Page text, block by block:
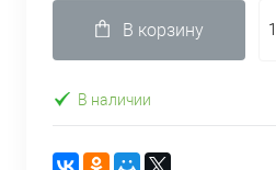
В корзину
В наличии